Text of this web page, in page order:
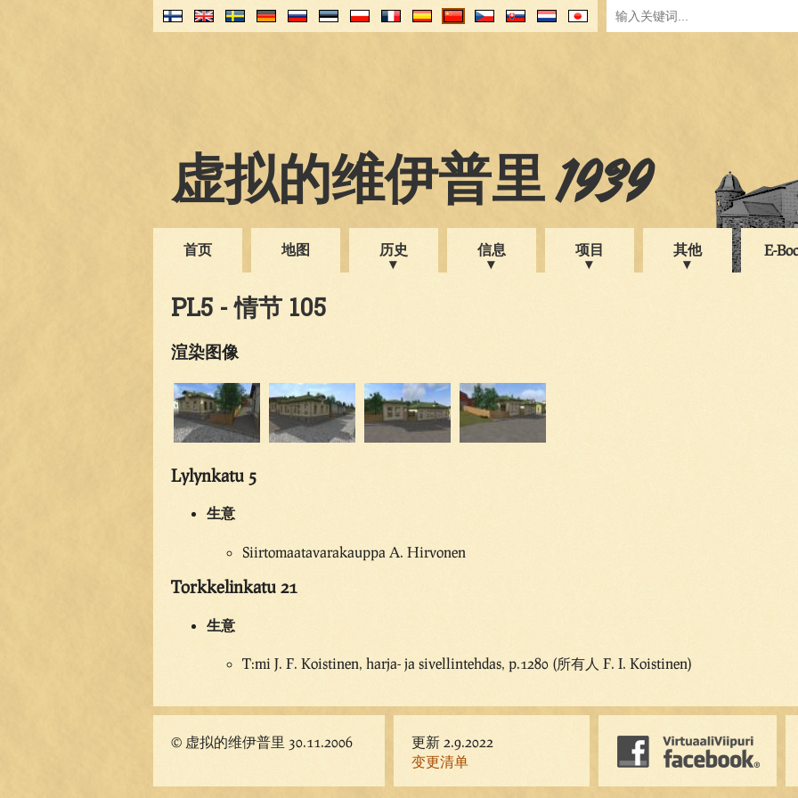
虚拟的维伊普里 1939
首页 地图 历史 信息 项目 其他 E-
PL5 - 情节 105
渲染图像
Lylynkatu 5
生意
Siirtomaatavarakauppa A. Hirvonen
Torkkelinkatu 21
生意
T:mi J. F. Koistinen, harja- ja sivellintehdas, p.1280 (所有人 F. I. Koistinen)
© 虚拟的维伊普里 30.11.2006
更新 2.9.2022
变更清单